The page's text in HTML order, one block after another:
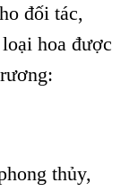
đối tác,
hoa được
thủy,